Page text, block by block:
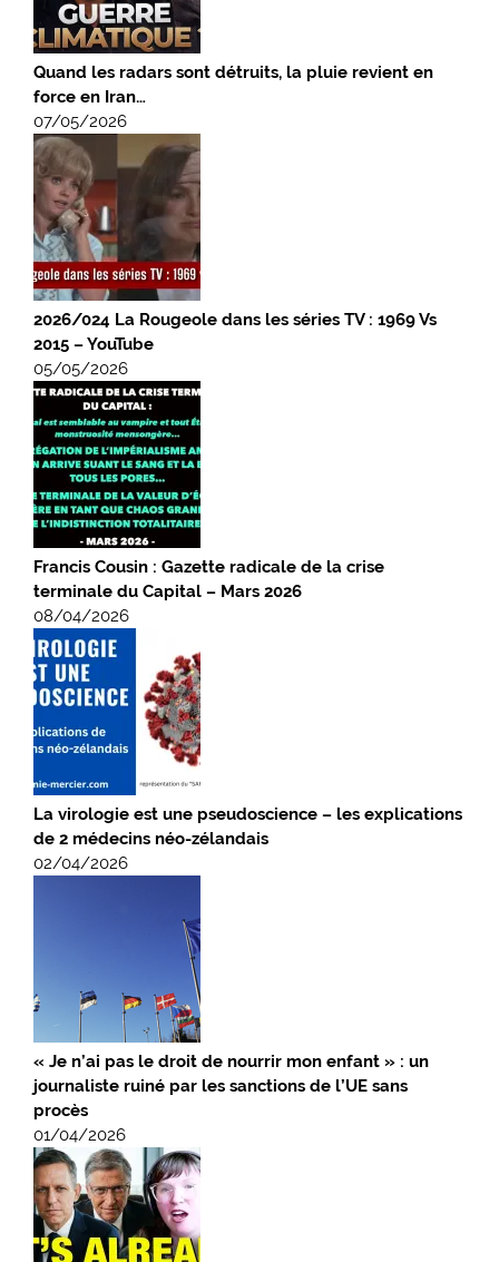
Quand les radars sont détruits, la pluie revient en
force en Iran…
07/05/2026
2026/024 La Rougeole dans les séries TV : 1969 Vs
2015 – YouTube
05/05/2026
Francis Cousin : Gazette radicale de la crise
terminale du Capital – Mars 2026
08/04/2026
La virologie est une pseudoscience – les explications
de 2 médecins néo-zélandais
02/04/2026
« Je n’ai pas le droit de nourrir mon enfant » : un
journaliste ruiné par les sanctions de l’UE sans
procès
01/04/2026